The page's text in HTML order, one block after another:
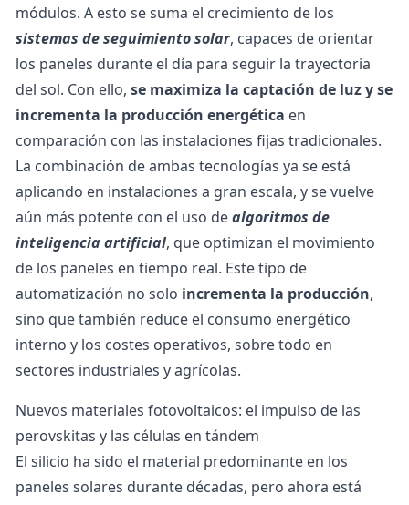
módulos. A esto se suma el crecimiento de los
sistemas de seguimiento solar, capaces de orientar
los paneles durante el día para seguir la trayectoria
del sol. Con ello, se maximiza la captación de luz y se
incrementa la producción energética en
comparación con las instalaciones fijas tradicionales.
La combinación de ambas tecnologías ya se está
aplicando en instalaciones a gran escala, y se vuelve
aún más potente con el uso dealgoritmos de
inteligencia artificial, que optimizan el movimiento
de los paneles en tiempo real. Este tipo de
automatización no solo incrementa la producción,
sino que también reduce el consumo energético
interno y los costes operativos, sobre todo en
sectores industriales y agrícolas.
Nuevos materiales fotovoltaicos: el impulso de las
perovskitas y las células en tándem
El silicio ha sido el material predominante en los
paneles solares durante décadas, pero ahora está